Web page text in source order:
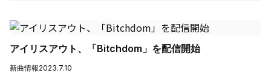
アイリスアウト、「Bitchdom」を配信開始
新曲情報2023.7.10